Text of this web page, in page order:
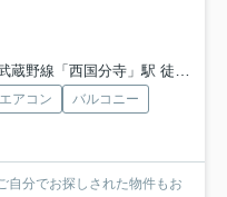
蔵野線「西国分寺」駅 徒歩16分
エアコン
バルコニー
自分でお探しされた物件もお